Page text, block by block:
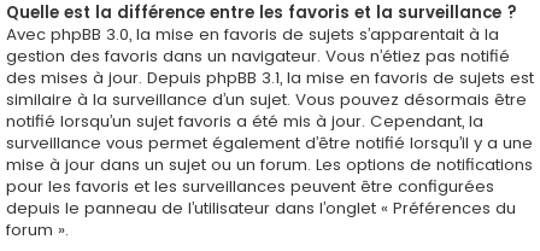
Quelle est la différence entre les favoris et la surveillance ?
Avec phpBB 3.0, la mise en favoris de sujets s’apparentait à la
gestion des favoris dans un navigateur. Vous n’étiez pas notifié
des mises à jour. Depuis phpBB 3.1, la mise en favoris de sujets est
similaire à la surveillance d’un sujet. Vous pouvez désormais être
notifié lorsqu’un sujet favoris a été mis à jour. Cependant, la
surveillance vous permet également d’être notifié lorsqu’il y a une
mise à jour dans un sujet ou un forum. Les options de notifications
pour les favoris et les surveillances peuvent être configurées
depuis le panneau de l’utilisateur dans l’onglet « Préférences du
forum ».